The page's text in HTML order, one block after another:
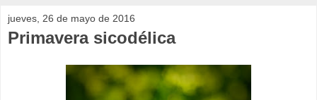
jueves, 26 de mayo de 2016
Primavera sicodélica